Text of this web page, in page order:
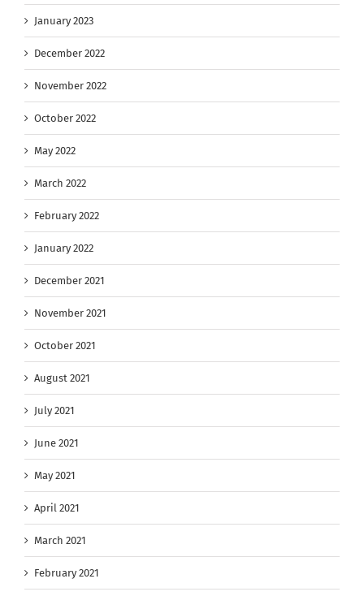
January 2023
December 2022
November 2022
October 2022
May 2022
March 2022
February 2022
January 2022
December 2021
November 2021
October 2021
August 2021
July 2021
June 2021
May 2021
April 2021
March 2021
February 2021